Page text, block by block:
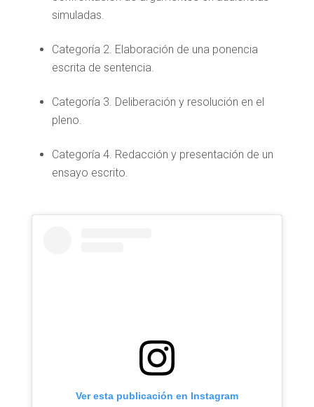
simuladas.
Categoría 2. Elaboración de una ponencia
escrita de sentencia.
Categoría 3. Deliberación y resolución en el
pleno.
Categoría 4. Redacción y presentación de un
ensayo escrito.
Ver esta publicación en Instagram